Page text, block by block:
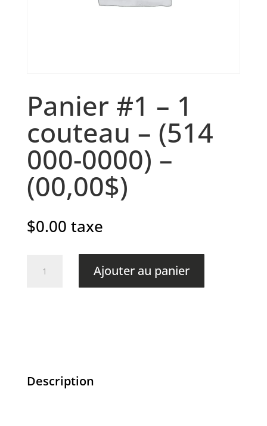
Panier #1 – 1
couteau – (514
000-0000) –
(00,00$)
$0.00 taxe
-
Ajouter au panier
Description